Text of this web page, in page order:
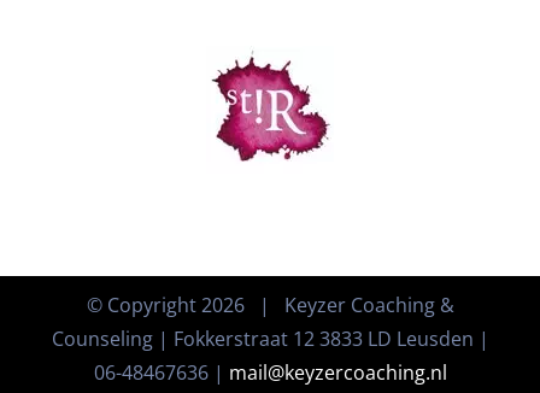
© Copyright2026 | Keyzer Coaching &
Counseling | Fokkerstraat 12 3833 LD Leusden |
06-48467636 | mail@keyzercoaching.nl